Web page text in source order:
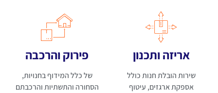
אריזה ותכנון
שירות הובלת חנות כולל
אספקת ארגזים, עיטוף
פירוק והרכבה
של כלל המידוף בחנויות,
הסחורה והתשתיות והרכבתם